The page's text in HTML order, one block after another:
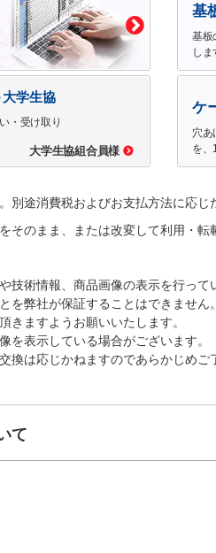
学生協
・受け取り
大学生協組合員様
基
基板
しま
ケ
穴あ
を、
途消費税およびお支払方法に応じ
のまま、または改変して利用・転
術情報、商品画像の表示を行って
を弊社が保証することはできません。
きますようお願いいたします。
を表示している場合がございます。
は応じかねますのであらかじめご
て